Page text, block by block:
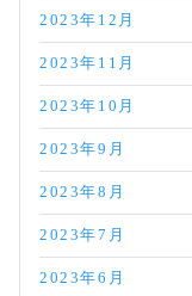
2023年12月
2023年11月
2023年10月
2023年9月
2023年8月
2023年7月
2023年6月